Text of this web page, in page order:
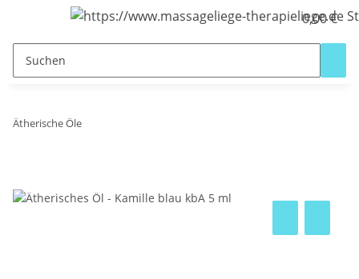
0,00 €
Ätherische Öle